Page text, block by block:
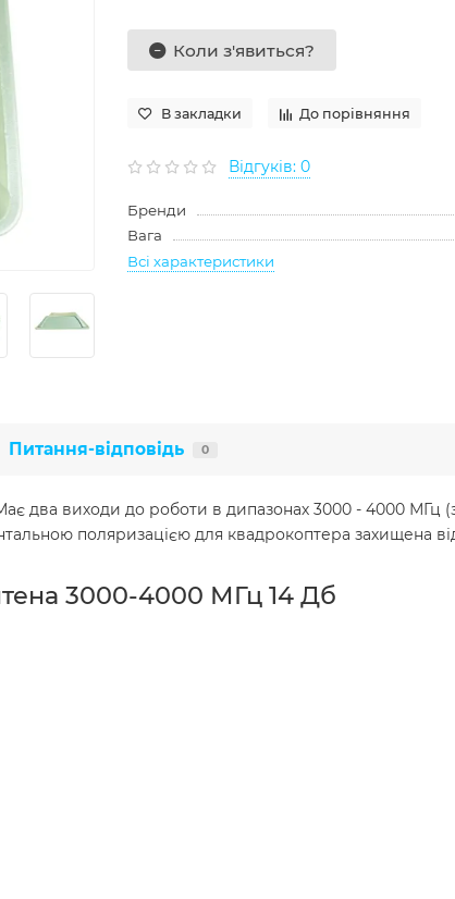
Коли з'явиться?
В закладки До порівняння
Відгуків: 0
Бренди
Вага
Всі характеристики
Питання-відповідь 0
два виходи до роботи в дипазонах 3000 - 4000 МГц
поляризацією для квадрокоптера захищена
3000-4000 МГц 14 Дб